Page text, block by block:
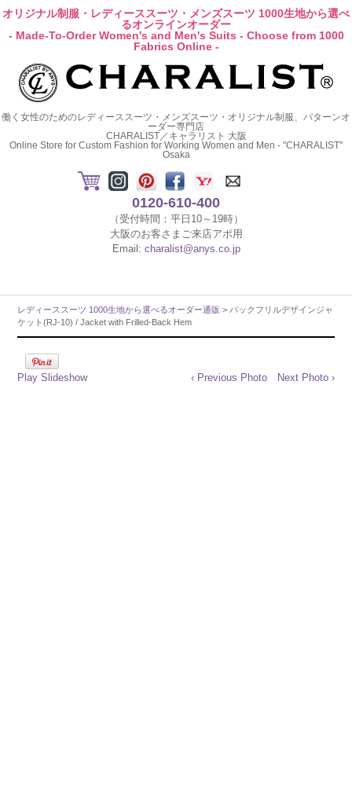
オリジナル制服・レディーススーツ・メンズスーツ 1000生地から選べ
るオンラインオーダー
- Made-To-Order Women's and Men's Suits - Choose from 1000
Fabrics Online -
働く女性のためのレディーススーツ・メンズスーツ・オリジナル制服、パターンオ
ーダー専門店
CHARALIST／キャラリスト 大阪
Online Store for Custom Fashion for Working Women and Men - "CHARALIST"
Osaka
0120-610-400
（受付時間：平日10～19時）
大阪のお客さまご来店アポ用
Email: charalist@anys.co.jp
レディーススーツ 1000生地から選べるオーダー通販 > バックフリルデザインジャ
ケット(RJ-10) / Jacket with Frilled-Back Hem
Play Slideshow ‹ Previous Photo Next Photo ›